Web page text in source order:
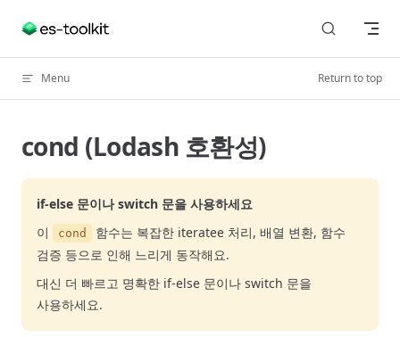
Skip to content
Menu Return to top
cond (Lodash 호환성)
if-else 문이나 switch 문을 사용하세요
이
cond
함수는 복잡한 iteratee 처리, 배열 변환, 함수
검증 등으로 인해 느리게 동작해요.
대신 더 빠르고 명확한 if-else 문이나 switch 문을
사용하세요.